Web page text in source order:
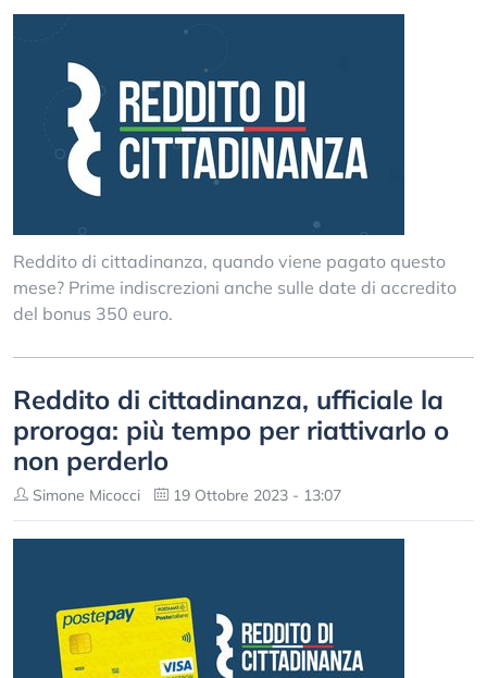
Reddito di cittadinanza, quando viene pagato questo
mese? Prime indiscrezioni anche sulle date di accredito
del bonus 350 euro.
Reddito di cittadinanza, ufficiale la
proroga: più tempo per riattivarlo o
non perderlo
Simone Micocci 19 Ottobre 2023 - 13:07